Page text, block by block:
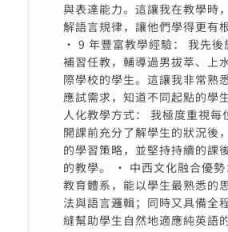
與表達能力。這讓我在教學時
解語言規律，讓他們學得更有
• 9 年豐富教學經驗： 我先後
補習任教，輔導過男拔萃、上
際學校的學生。這讓我非常熟
應試需求，知道不同起點的學
人化教學方式： 我極度重視每
開課前充分了解學生的狀況後
的學習策略，並堅持持續的課
的教學。 • 中西文化融合優
教育體系，能以學生最熟悉的
法與語言邏輯；同時又具備全
縫幫助學生自然地適應純英語